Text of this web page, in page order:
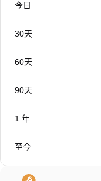
今日
30天
60天
90天
1 年
至今